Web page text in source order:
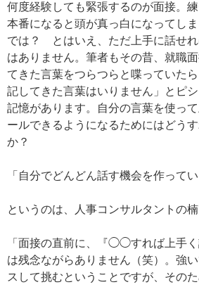
何度経験しても緊張するのが面接。練
本番になると頭が真っ白になってし
では？ とはいえ、ただ上手に話せ
はありません。筆者もその昔、就職
てきた言葉をつらつらと喋っていた
記してきた言葉はいりません」とピ
記憶があります。自分の言葉を使っ
ールできるようになるためにはどう
か？
「自分でどんどん話す機会を作って
というのは、人事コンサルタントの楠
「面接の直前に、『◯◯すれば上手
は残念ながらありません（笑）。強
スして挑むということですが、その